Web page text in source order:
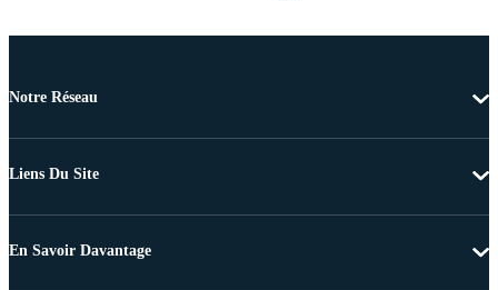
Notre Réseau
Liens Du Site
En Savoir Davantage